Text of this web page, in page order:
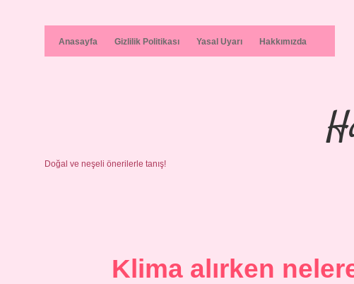
Anasayfa Gizlilik Politikası Yasal Uyarı Hakkımızda
Doğal ve neşeli önerilerle tanış!
Klima alırken